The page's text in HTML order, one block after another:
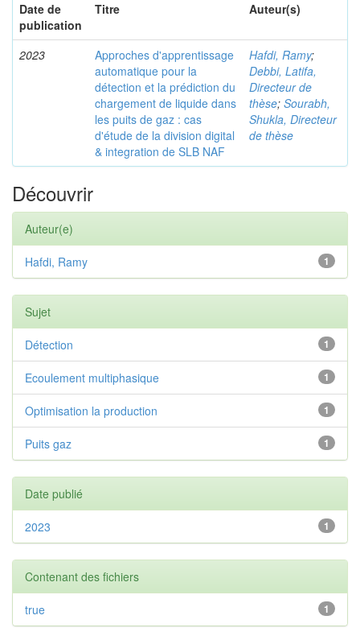
Date de
publication
Titre Auteur(s)
2023
Approches d'apprentissage
automatique pour la
détection et la prédiction du
chargement de liquide dans
les puits de gaz : cas
d'étude de la division digital
& integration de SLB NAF
Hafdi, Ramy;
Debbi, Latifa,
Directeur de
thèse; Sourabh,
Shukla, Directeur
de thèse
Découvrir
Auteur(e)
1
Hafdi, Ramy
Sujet
1
Détection
1
Ecoulement multiphasique
1
Optimisation la production
1
Puits gaz
Date publié
1
2023
Contenant des fichiers
1
true